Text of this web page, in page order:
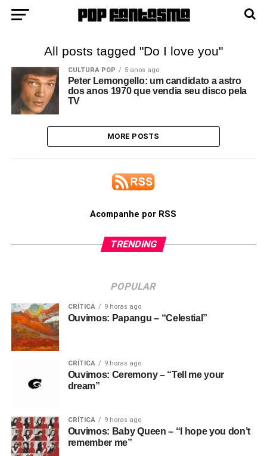
All posts tagged "Do I love you"
CULTURA POP 5 anos ago
Peter Lemongello: um candidato a astro
dos anos 1970 que vendia seu disco pela
TV
MORE POSTS
Acompanhe por RSS
TRENDING
POPULAR
CRÍTICA 9 horas ago
Ouvimos: Papangu – “Celestial”
CRÍTICA 9 horas ago
Ouvimos: Ceremony – “Tell me your
dream”
CRÍTICA 9 horas ago
Ouvimos: Baby Queen – “I hope you don’t
remember me”